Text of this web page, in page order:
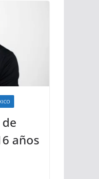
años